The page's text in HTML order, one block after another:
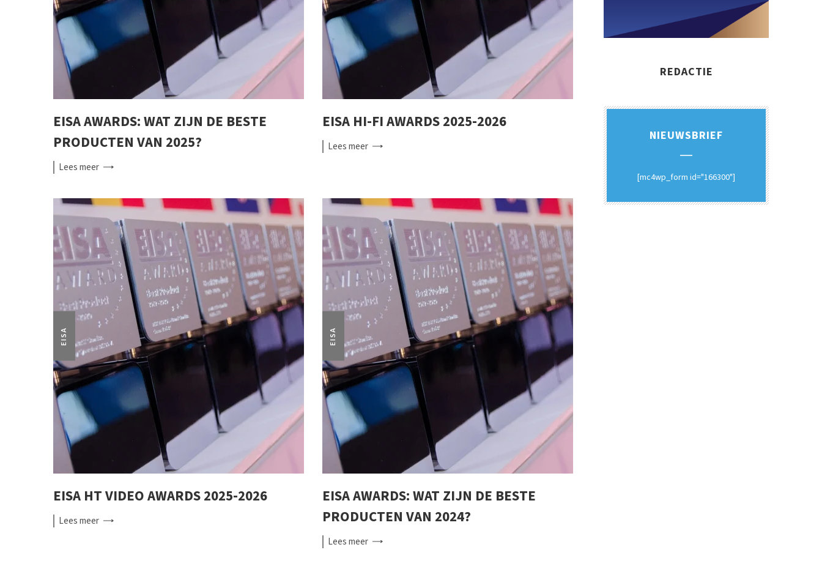
EISA AWARDS: WAT ZIJN DE BESTE
PRODUCTEN VAN 2025?
Leesmeer
EISA HI-FI AWARDS 2025-2026
Leesmeer
EISA
EISA HT VIDEO AWARDS 2025-2026
Leesmeer
EISA
EISA AWARDS: WAT ZIJN DE BESTE
PRODUCTEN VAN 2024?
Leesmeer
REDACTIE
NIEUWSBRIEF
[mc4wp_form id="166300"]